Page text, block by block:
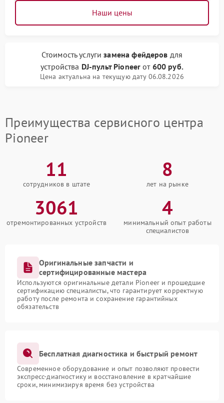
Наши цены
Стоимость услугизамена фейдеров для
устройства DJ-пульт Pioneer от 600 руб.
Цена актуальна на текущую дату 06.08.2026
Преимущества сервисного центра
Pioneer
11
сотрудников в штате
8
лет на рынке
3061
отремонтированных устройств
4
минимальный опыт работы
специалистов
Оригинальные запчасти и
сертифицированные мастера
Используются оригинальные детали Pioneer и прошедшие
сертификацию специалисты, что гарантирует корректную
работу после ремонта и сохранение гарантийных
обязательств
Бесплатная диагностика и быстрый ремонт
Современное оборудование и опыт позволяют провести
экспресс-диагностику и восстановление в кратчайшие
сроки, минимизируя время без устройства